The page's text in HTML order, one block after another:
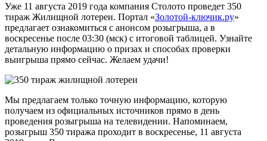
Уже 11 августа 2019 года компания Столото проведет 350
тираж Жилищной лотереи. Портал «Золотой-ключик.ру»
предлагает ознакомиться с анонсом розыгрыша, а в
воскресенье после 03:30 (мск) с итоговой таблицей. Узнайте
детальную информацию о призах и способах проверки
выигрыша прямо сейчас. Желаем удачи!
Мы предлагаем только точную информацию, которую
получаем из официальных источников прямо в день
проведения розыгрыша на телевидении. Напоминаем,
розыгрыш 350 тиража проходит в воскресенье, 11 августа